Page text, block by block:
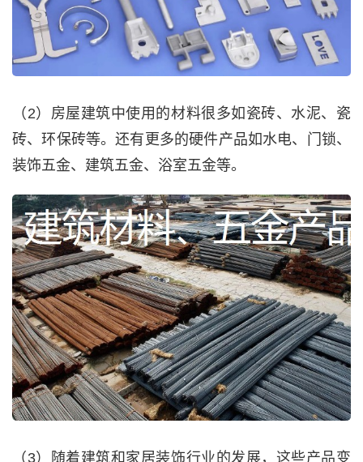
（2）房屋建筑中使用的材料很多如瓷砖、水泥、瓷
砖、环保砖等。还有更多的硬件产品如水电、门锁、
装饰五金、建筑五金、浴室五金等。
（3）随着建筑和家居装饰行业的发展，这些产品变